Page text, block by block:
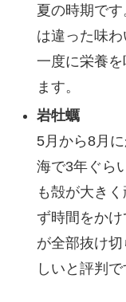
夏の時期で
は違った味
一度に栄養
ます。
岩牡蠣
5月から8月
海で3年ぐら
も殻が大き
ず時間をか
が全部抜け
しいと評判で